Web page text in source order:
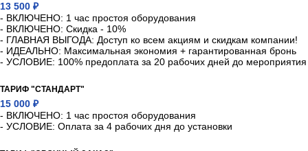
13 500 ₽
- ВКЛЮЧЕНО: 1 час простоя оборудования
- ВКЛЮЧЕНО: Скидка - 10%
- ГЛАВНАЯ ВЫГОДА: Доступ ко всем акциям и скидкам компании!
- ИДЕАЛЬНО: Максимальная экономия + гарантированная бронь
- УСЛОВИЕ: 100% предоплата за 20 рабочих дней до мероприятия
ТАРИФ "СТАНДАРТ"
15 000 ₽
- ВКЛЮЧЕНО: 1 час простоя оборудования
- УСЛОВИЕ: Оплата за 4 рабочих дня до установки